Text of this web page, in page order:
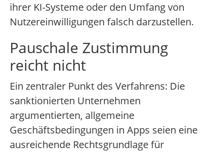
ihrer KI-Systeme oder den Umfang von
Nutzereinwilligungen falsch darzustellen.
Pauschale Zustimmung
reicht nicht
Ein zentraler Punkt des Verfahrens: Die
sanktionierten Unternehmen
argumentierten, allgemeine
Geschäftsbedingungen in Apps seien eine
ausreichende Rechtsgrundlage für